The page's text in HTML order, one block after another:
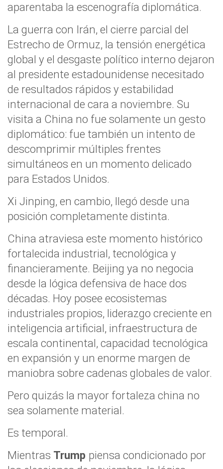
aparentaba la escenografía diplomática.
La guerra con Irán, el cierre parcial del
Estrecho de Ormuz, la tensión energética
global y el desgaste político interno dejaron
al presidente estadounidense necesitado
de resultados rápidos y estabilidad
internacional de cara a noviembre. Su
visita a China no fue solamente un gesto
diplomático: fue también un intento de
descomprimir múltiples frentes
simultáneos en un momento delicado
para Estados Unidos.
Xi Jinping, en cambio, llegó desde una
posición completamente distinta.
China atraviesa este momento histórico
fortalecida industrial, tecnológica y
financieramente. Beijing ya no negocia
desde la lógica defensiva de hace dos
décadas. Hoy posee ecosistemas
industriales propios, liderazgo creciente en
inteligencia artificial, infraestructura de
escala continental, capacidad tecnológica
en expansión y un enorme margen de
maniobra sobre cadenas globales de valor.
Pero quizás la mayor fortaleza china no
sea solamente material.
Es temporal.
Mientras Trump piensa condicionado por